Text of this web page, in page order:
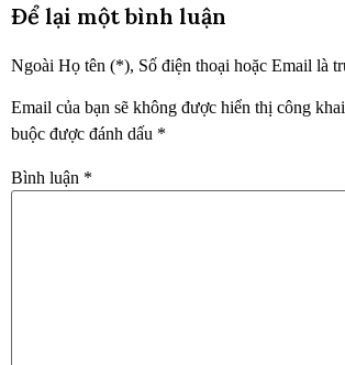
Để lại một bình luận
Ngoài Họ tên (*), Số điện thoại hoặc Email là
Email của bạn sẽ không được hiển thị công
buộc được đánh dấu *
Bình luận *